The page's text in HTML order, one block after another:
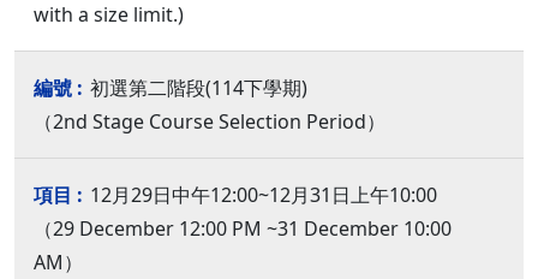
with a size limit.)
初選第二階段(114下學期)
（2nd Stage Course Selection Period）
12月29日中午12:00~12月31日上午10:00
（29 December 12:00 PM ~31 December 10:00
AM）